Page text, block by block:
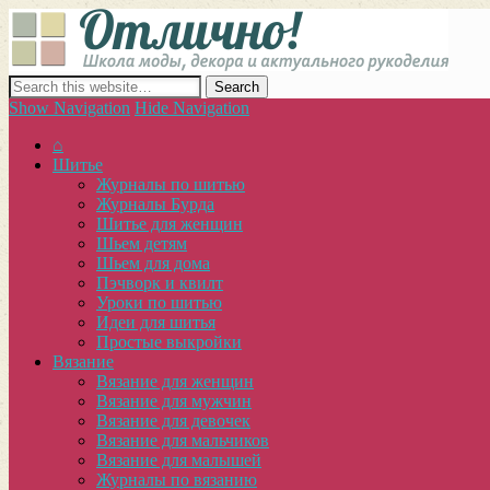
сайт о декоре, дизайне и моде, вязании, шитье и других видах
Show Navigation Hide Navigation
⌂
Шитье
Журналы по шитью
Журналы Бурда
Шитье для женщин
Шьем детям
Шьем для дома
Пэчворк и квилт
Уроки по шитью
Идеи для шитья
Простые выкройки
Вязание
Вязание для женщин
Вязание для мужчин
Вязание для девочек
Вязание для мальчиков
Вязание для малышей
Журналы по вязанию